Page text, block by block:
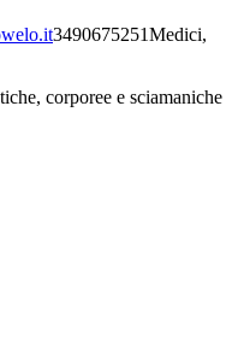
3490675251Medici,
corporee e sciamaniche